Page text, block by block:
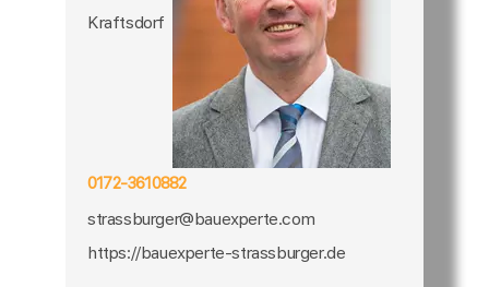
Kraftsdorf
0172-3610882
strassburger@bauexperte.com
https://bauexperte-strassburger.de